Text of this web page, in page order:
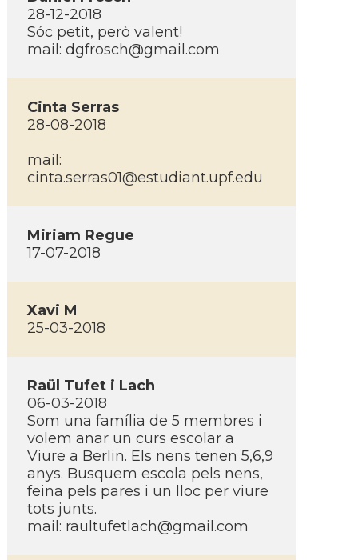
28-12-2018
Sóc petit, però valent!
mail: dgfrosch@gmail.com
Cinta Serras
28-08-2018
mail:
cinta.serras01@estudiant.upf.edu
Miriam Regue
17-07-2018
Xavi M
25-03-2018
Raül Tufet i Lach
06-03-2018
Som una famí­lia de 5 membres i
volem anar un curs escolar a
Viure a Berlin. Els nens tenen 5,6,9
anys. Busquem escola pels nens,
feina pels pares i un lloc per viure
tots junts.
mail: raultufetlach@gmail.com